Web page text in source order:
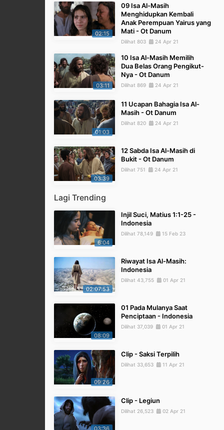
02:15
09 Isa Al-Masih
Menghidupkan Kembali
Anak Perempuan Yairus yang
Mati - Ot Danum
Dilihat 803 24 Apr 21
03:11
10 Isa Al-Masih Memilih
Dua Belas Orang Pengikut-
Nya - Ot Danum
Dilihat 869 24 Apr 21
01:03
11 Ucapan Bahagia Isa Al-
Masih - Ot Danum
Dilihat 820 24 Apr 21
03:39
12 Sabda Isa Al-Masih di
Bukit - Ot Danum
Dilihat 751 24 Apr 21
Lagi Trending
6:04
Injil Suci, Matius 1:1-25 -
Indonesia
Dilihat 78,149 15 Feb 23
02:07:53
Riwayat Isa Al-Masih:
Indonesia
Dilihat 43,755 01 Apr 21
08:09
01 Pada Mulanya Saat
Penciptaan - Indonesia
Dilihat 37,039 01 Apr 21
09:26
Clip - Saksi Terpilih
Dilihat 33,653 11 Apr 21
Clip - Legiun
Dilihat 26,523 02 Apr 21